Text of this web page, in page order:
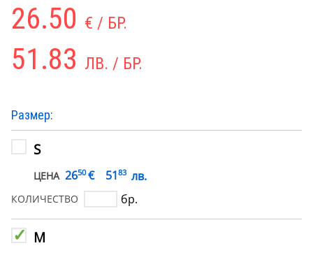
26.50 € / БР.
51.83 ЛВ. / БР.
Размер:
S
ЦЕНА 2650 € 5183 лв.
КОЛИЧЕСТВО бр.
M